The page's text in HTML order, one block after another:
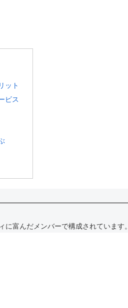
ット
ビス
富んだメンバーで構成されています。